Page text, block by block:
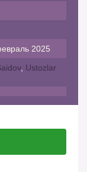
2025
, Ustozlar